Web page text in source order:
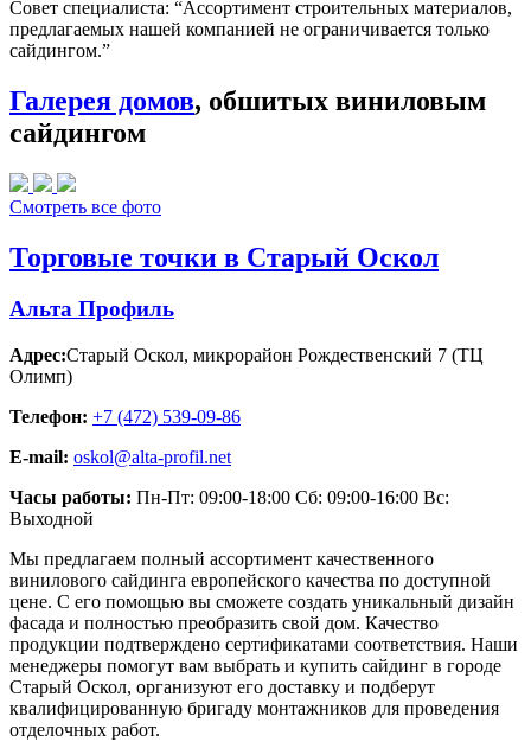
Совет специалиста: “Ассортимент строительных материалов,
предлагаемых нашей компанией не ограничивается только
сайдингом.”
Галерея домов, обшитых виниловым
сайдингом
Смотреть все фото
Торговые точки в Старый Оскол
Альта Профиль
Адрес:Старый Оскол, микрорайон Рождественский 7 (ТЦ
Олимп)
Телефон: +7 (472) 539-09-86
E-mail: oskol@alta-profil.net
Часы работы: Пн-Пт: 09:00-18:00 Сб: 09:00-16:00 Вс:
Выходной
Мы предлагаем полный ассортимент качественного
винилового сайдинга европейского качества по доступной
цене. С его помощью вы сможете создать уникальный дизайн
фасада и полностью преобразить свой дом. Качество
продукции подтверждено сертификатами соответствия. Наши
менеджеры помогут вам выбрать и купить сайдинг в городе
Старый Оскол, организуют его доставку и подберут
квалифицированную бригаду монтажников для проведения
отделочных работ.